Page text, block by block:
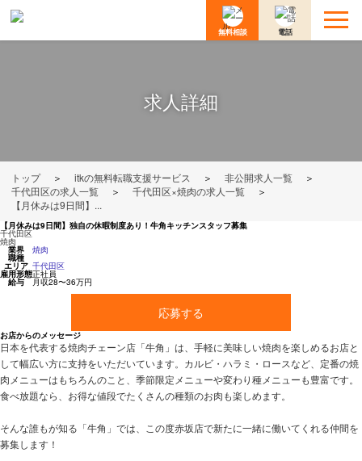
無料相談 電話
求人詳細
トップ ＞ itkの無料転職支援サービス ＞ 非公開求人一覧
＞
千代田区の求人一覧
＞ 千代田区×焼肉の求人一覧
＞
【月休みは9日間】...
【月休みは9日間】独自の休暇制度あり！牛角キッチンスタッフ募集
千代田区
焼肉
業界 焼肉
職種
エリア 千代田区
雇用形態正社員
給与 月収28〜36万円
応募する
お店からのメッセージ
日本を代表する焼肉チェーン店「牛角」は、手軽に美味しい焼肉を楽しめるお店と
して幅広い方に支持をいただいています。カルビ・ハラミ・ロースなど、定番の焼
肉メニューはもちろんのこと、季節限定メニューや変わり種メニューも豊富です。
食べ放題なら、お得な値段でたくさんの種類のお肉も楽しめます。
そんな誰もが知る「牛角」では、この度赤坂店で新たに一緒に働いてくれる仲間を
募集します！